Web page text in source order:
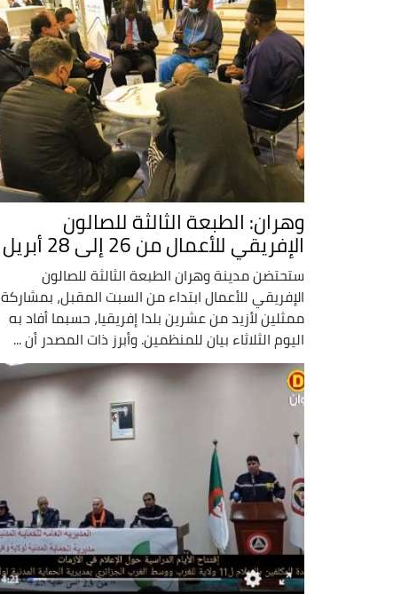
وهران: الطبعة الثالثة للصالون
الإفريقي للأعمال من 26 إلى 28 أبريل
ستحتضن مدينة وهران الطبعة الثالثة للصالون
الإفريقي للأعمال ابتداء من السبت المقبل، بمشاركة
ممثلين لأزيد من عشرين بلدا إفريقيا، حسبما أفاد به
اليوم الثلاثاء بيان للمنظمين. وأبرز ذات المصدر أن ...